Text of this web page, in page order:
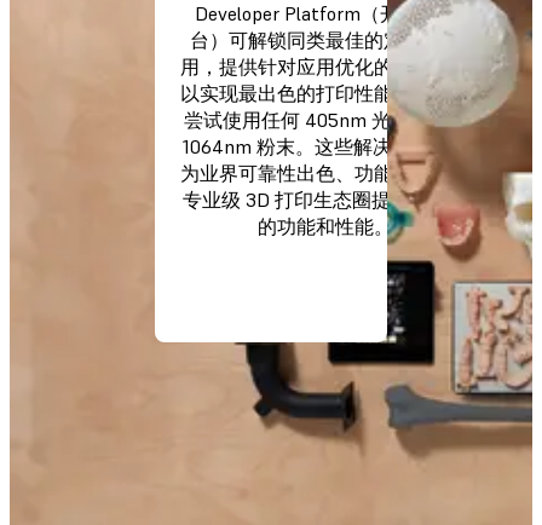
Developer Platform（开发者平
台）可解锁同类最佳的定制化应
用，提供针对应用优化的打印设置
以实现最出色的打印性能，或支持
尝试使用任何 405nm 光敏树脂或
1064nm 粉末。这些解决方案共同
为业界可靠性出色、功能性优异的
专业级 3D 打印生态圈提供了更多
的功能和性能。